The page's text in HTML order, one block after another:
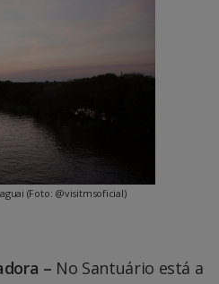
(Foto: @visitmsoficial)
– No Santuário está a